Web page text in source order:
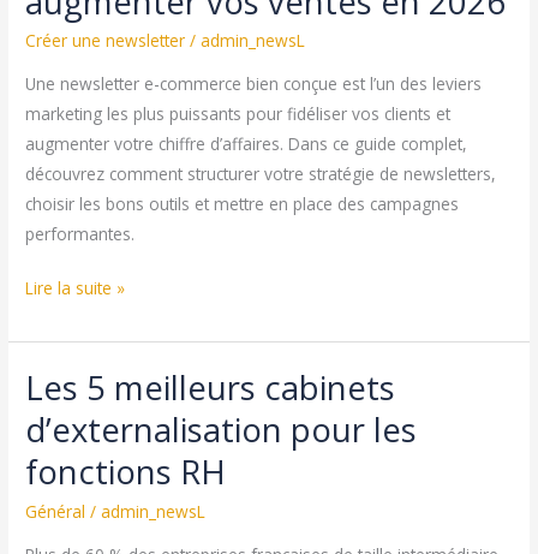
Créer une newsletter /admin_newsL
Une newsletter e-commerce bien conçue est l’un des leviers
marketing les plus puissants pour fidéliser vos clients et
augmenter votre chiffre d’affaires. Dans ce guide complet,
découvrez comment structurer votre stratégie de newsletters,
choisir les bons outils et mettre en place des campagnes
performantes.
Newsletter
commerce
Guide
complet
pour
Lire la suite »
Les 5 meilleurs cabinets
d’externalisation pour les
fonctions RH
Général /admin_newsL